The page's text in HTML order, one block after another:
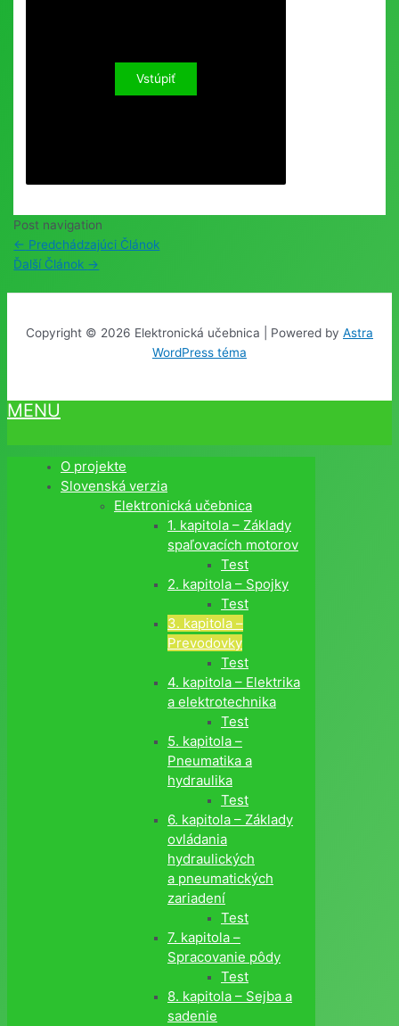
Post navigation
← Predchádzajúci Článok
Ďalší Článok →
Copyright © 2026 Elektronická učebnica | Powered by Astra
WordPress téma
MENU
O projekte
Slovenská verzia
Elektronická učebnica
1. kapitola – Základy
spaľovacích motorov
Test
2. kapitola – Spojky
Test
3. kapitola –
Prevodovky
Test
4. kapitola – Elektrika
a elektrotechnika
Test
5. kapitola –
Pneumatika a
hydraulika
Test
6. kapitola – Základy
ovládania
hydraulických
a pneumatických
zariadení
Test
7. kapitola –
Spracovanie pôdy
Test
8. kapitola – Sejba a
sadenie